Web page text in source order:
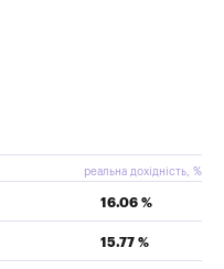
реальна дохідність, %
16.06 %
15.77 %